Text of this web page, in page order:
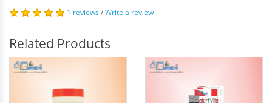
1 reviews/Write a review
Related Products